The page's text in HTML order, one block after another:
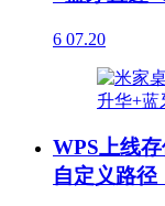
6 07.20
WPS上线
自定义路径